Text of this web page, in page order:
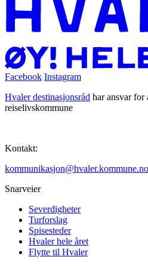
Facebook Instagram
Hvaler destinasjonsråd har ansvar for
reiselivskommune
Kontakt:
kommunikasjon@hvaler.kommune.no
Snarveier
Severdigheter
Turforslag
Spisesteder
Hvaler hele året
Flytte til Hvaler